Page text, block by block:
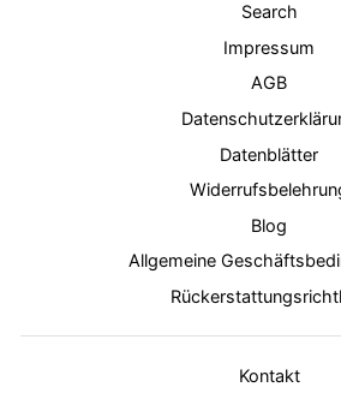
Search
Impressum
AGB
Datenblätter
Blog
Allgemeine
Kontakt